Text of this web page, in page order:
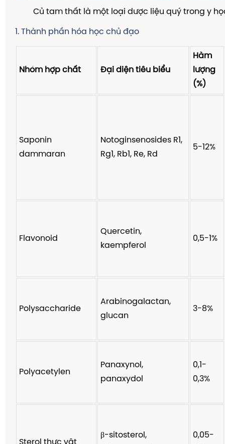
Củ tam thất là một loại dược liệu quý trong y
1. Thành phần hóa học chủ đạo
Nhóm hợp chất Đại diện tiêu biểu
Hàm
lượng
(%)
Saponin
dammaran
Notoginsenosides R1,
Rg1, Rb1, Re, Rd
5-12%
Flavonoid
Quercetin,
kaempferol
0,5-1%
Polysaccharide
Arabinogalactan,
glucan
3-8%
Polyacetylen
Panaxynol,
panaxydol
0,1-
0,3%
Sterol thực vật
β-sitosterol,
0,05-